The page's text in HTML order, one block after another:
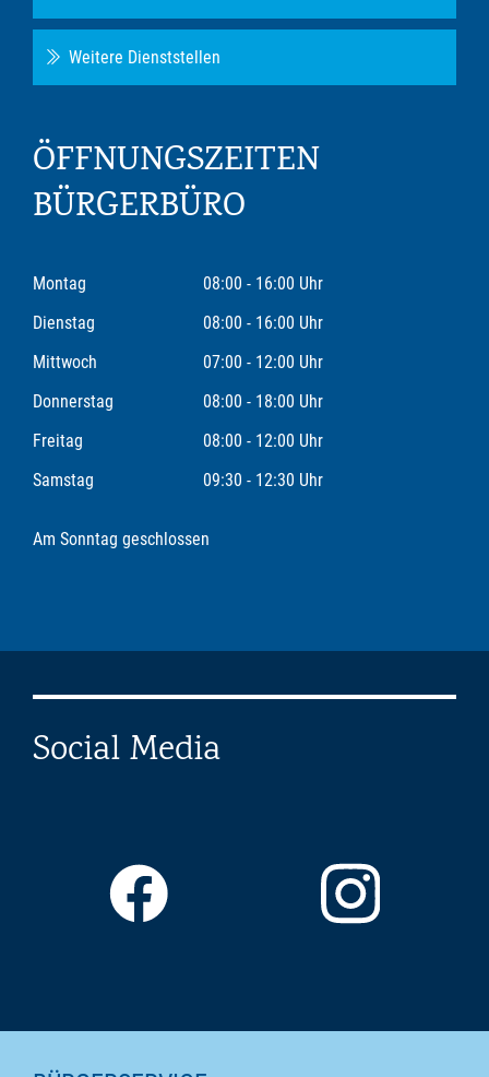
Weitere Dienststellen
ÖFFNUNGSZEITEN
BÜRGERBÜRO
Montag
08:00 - 16:00 Uhr
Dienstag
08:00 - 16:00 Uhr
Mittwoch
07:00 - 12:00 Uhr
Donnerstag
08:00 - 18:00 Uhr
Freitag
08:00 - 12:00 Uhr
Samstag
09:30 - 12:30 Uhr
Am Sonntag geschlossen
Social Media